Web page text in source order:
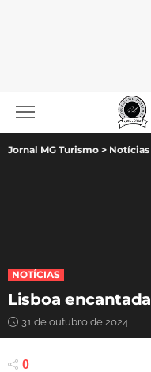
Jornal MG Turismo > Notícias
NOTÍCIAS
Lisboa encantada
31 de outubro de 2024
0